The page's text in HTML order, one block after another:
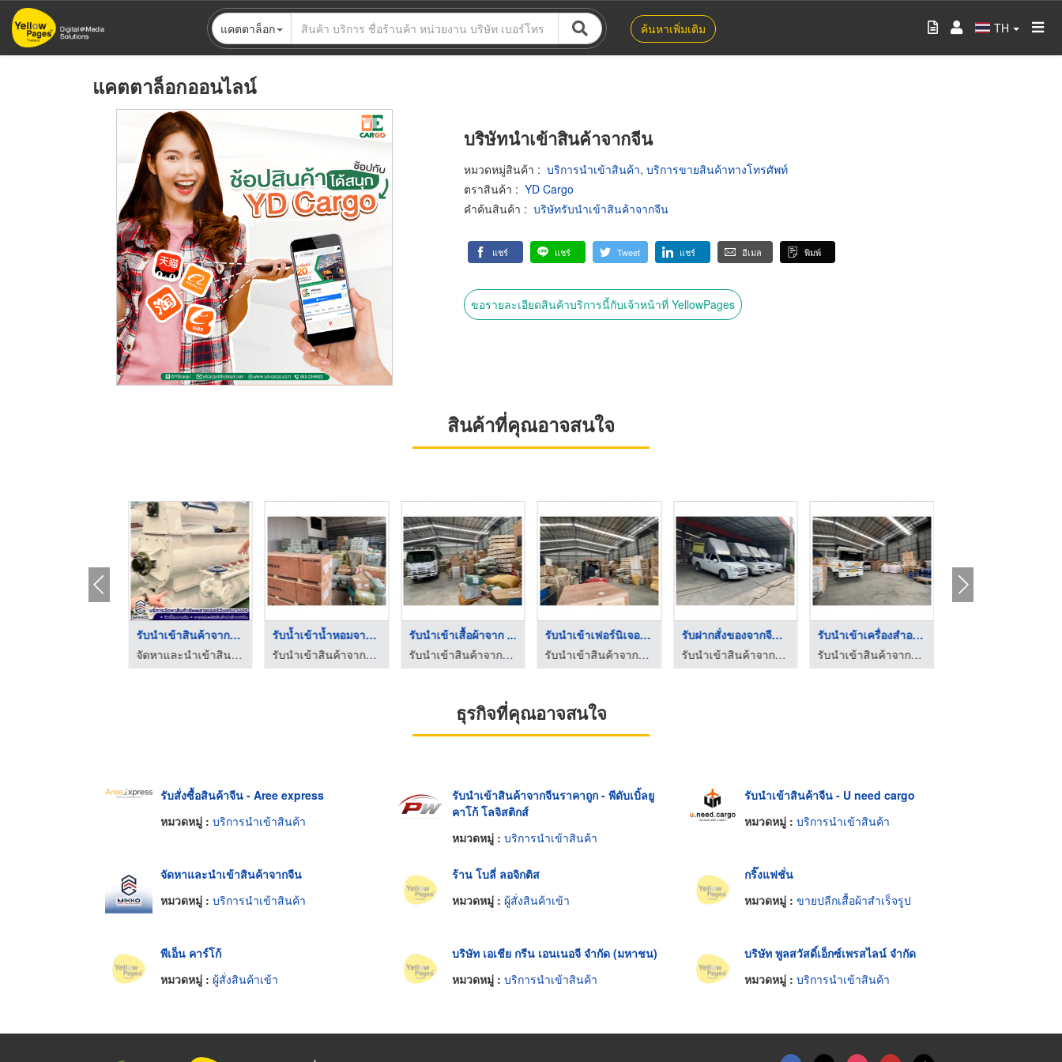
ข้าม
ไป
แคตตาล็อก ค้นหาเพิ่มเติม TH
แคตตาล็อกออนไลน์
บริษัทนำเข้าสินค้าจากจีน
หมวดหมู่สินค้า : บริการนำเข้าสินค้า, บริการขายสินค้าทางโทรศัพท์
ตราสินค้า : YD Cargo
คำค้นสินค้า : บริษัทรับนำเข้าสินค้าจากจีน
แชร์ แชร์ Tweet แชร์ อีเมล พิมพ์
ขอรายละเอียดสินค้าบริการนี้กับเจ้าหน้าที่ YellowPages
สินค้าที่คุณอาจสนใจ
รับนำเข้าสินค้าจากจี ...
จัดหาและนำเข้าสินค้าจากจีน
รับน้ำเข้าน้ำหอมจากจ ...
รับนำเข้าสินค้าจากจีนราคาถูก - พีดับเบิ้ลยู คาโก้ โลจิสติกส์
รับนำเข้าเสื้อผ้าจาก ...
รับนำเข้าสินค้าจากจีนราคาถูก - พีดับเบิ้ลยู คาโก้ โลจิสติกส์
รับนำเข้าเฟอร์นิเจอร ...
รับนำเข้าสินค้าจากจีนราคาถูก - พีดับเบิ้ลยู คาโก้ โลจิสติกส์
รับฝากสั่งของจากจีน ...
รับนำเข้าสินค้าจากจีนราคาถูก - พีดับเบิ้ลยู คาโก้ โลจิสติกส์
รับนำเข้าเครื่องสำอา ...
รับนำเข้าสินค้าจากจีนราคาถูก - พีดับเบิ้ลยู คาโก้ โลจิสติกส์
ธุรกิจที่คุณอาจสนใจ
รับสั่งซื้อสินค้าจีน - Aree express
หมวดหมู่ : บริการนำเข้าสินค้า
รับนำเข้าสินค้าจากจีนราคาถูก - พีดับเบิ้ลยู
คาโก้ โลจิสติกส์
หมวดหมู่ :บริการนำเข้าสินค้า
รับนำเข้าสินค้าจีน - U need cargo
หมวดหมู่ : บริการนำเข้าสินค้า
จัดหาและนำเข้าสินค้าจากจีน
หมวดหมู่ : บริการนำเข้าสินค้า
ร้าน โบลี่ ลอจิกติส
หมวดหมู่ : ผู้สั่งสินค้าเข้า
กริ๊งแฟชั่น
หมวดหมู่ : ขายปลีกเสื้อผ้าสำเร็จรูป
พีเอ็น คาร์โก้
หมวดหมู่ : ผู้สั่งสินค้าเข้า
บริษัท เอเชีย กรีน เอนเนอจี จำกัด (มหาชน)
หมวดหมู่ :บริการนำเข้าสินค้า
บริษัท พูลสวัสดิ์เอ็กซ์เพรสไลน์ จำกัด
หมวดหมู่ : บริการนำเข้าสินค้า